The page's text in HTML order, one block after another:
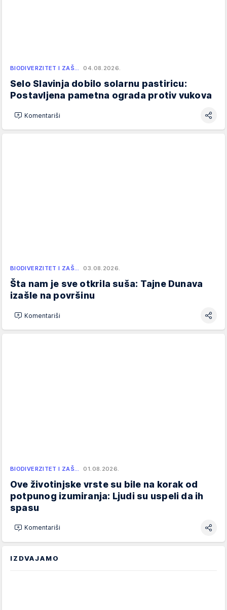
BIODIVERZITET I ZAŠ… 04.08.2026.
Selo Slavinja dobilo solarnu pastiricu:
Postavljena pametna ograda protiv vukova
Komentariši
BIODIVERZITET I ZAŠ… 03.08.2026.
Šta nam je sve otkrila suša: Tajne Dunava
izašle na površinu
Komentariši
BIODIVERZITET I ZAŠ… 01.08.2026.
Ove životinjske vrste su bile na korak od
potpunog izumiranja: Ljudi su uspeli da ih
spasu
Komentariši
IZDVAJAMO